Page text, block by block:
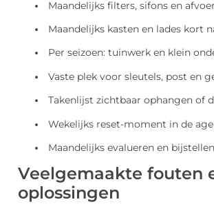
Maandelijks filters, sifons en
Maandelijks kasten en lades kort
Per seizoen: tuinwerk en klein
Vaste plek voor sleutels, post en
Takenlijst zichtbaar ophangen of
Wekelijks reset-moment in de
Maandelijks evalueren en bijstellen
Veelgemaakte fouten
oplossingen